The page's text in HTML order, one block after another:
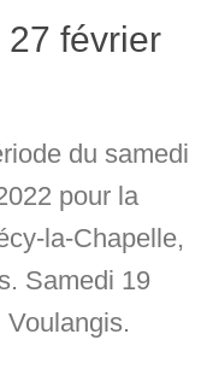
février
du samedi
pour la
la-Chapelle,
Samedi 19